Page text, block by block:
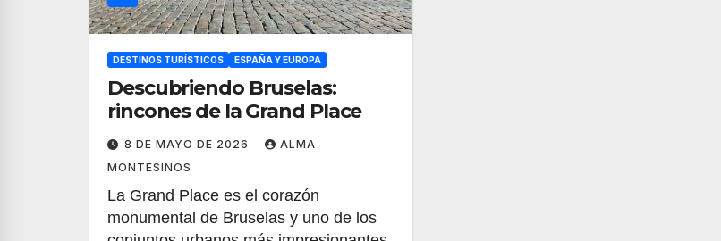
DESTINOS TURÍSTICOS ESPAÑA Y EUROPA
Descubriendo Bruselas:
rincones de la Grand Place
8 DE MAYO DE 2026
ALMA
MONTESINOS
La Grand Place es el corazón
monumental de Bruselas y uno de los